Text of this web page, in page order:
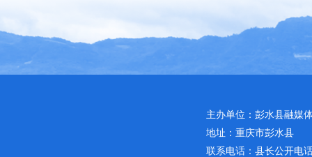
主办单位：彭水县融媒
地址：重庆市彭水县
联系电话：县长公开电